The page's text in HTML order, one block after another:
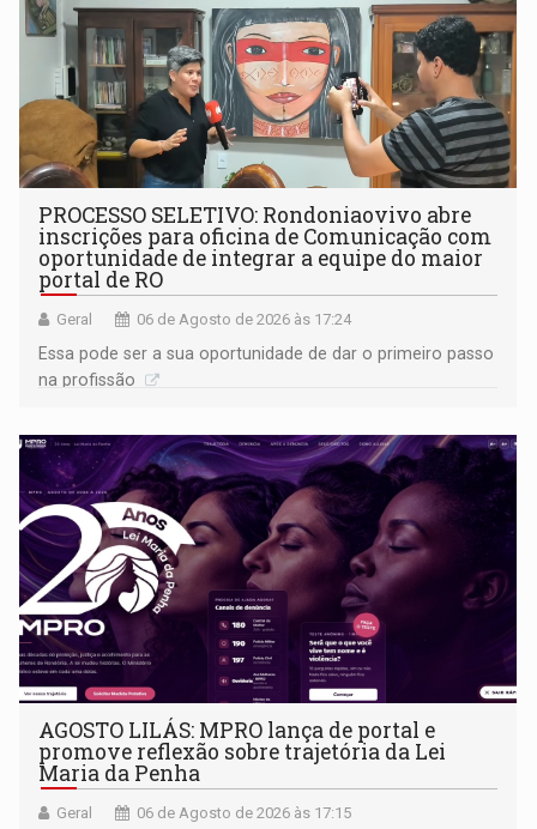
PROCESSO SELETIVO: Rondoniaovivo abre
inscrições para oficina de Comunicação com
oportunidade de integrar a equipe do maior
portal de RO
Geral 06 de Agosto de 2026 às 17:24
Essa pode ser a sua oportunidade de dar o primeiro passo
na profissão
AGOSTO LILÁS: MPRO lança de portal e
promove reflexão sobre trajetória da Lei
Maria da Penha
Geral 06 de Agosto de 2026 às 17:15